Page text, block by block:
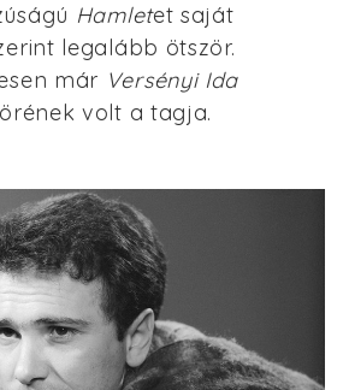
Hamletet saját
legalább ötször.
már Versényi Ida
volt a tagja.